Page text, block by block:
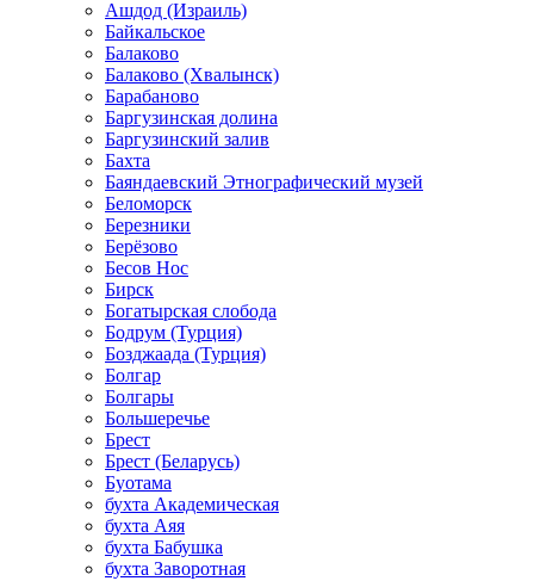
Ашдод (Израиль)
Байкальское
Балаково
Балаково (Хвалынск)
Барабаново
Баргузинская долина
Баргузинский залив
Бахта
Баяндаевский Этнографический музей
Беломорск
Березники
Берёзово
Бесов Нос
Бирск
Богатырская слобода
Бодрум (Турция)
Бозджаада (Турция)
Болгар
Болгары
Большеречье
Брест
Брест (Беларусь)
Буотама
бухта Академическая
бухта Аяя
бухта Бабушка
бухта Заворотная